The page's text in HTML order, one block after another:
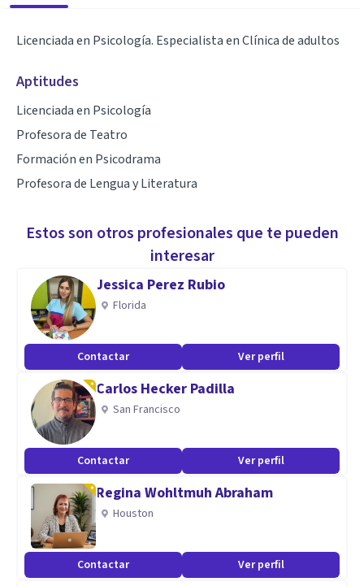
Licenciada en Psicología. Especialista en Clínica de adultos
Aptitudes
Licenciada en Psicología
Profesora de Teatro
Formación en Psicodrama
Profesora de Lengua y Literatura
Estos son otros profesionales que te pueden
interesar
Jessica Perez Rubio
Florida
Contactar Ver perfil
Carlos Hecker Padilla
San Francisco
Contactar Ver perfil
Regina Wohltmuh Abraham
Houston
Contactar Ver perfil